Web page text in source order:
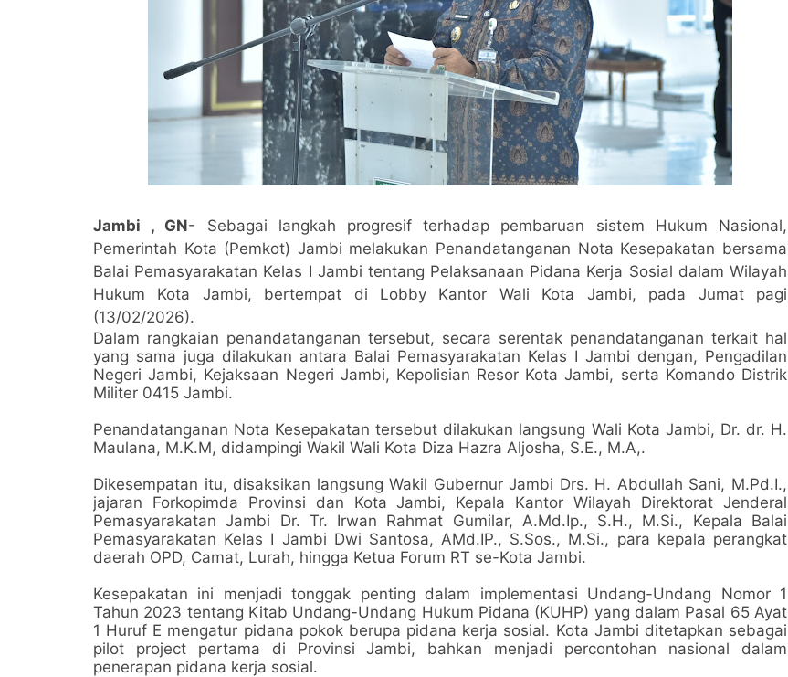
Jambi , GN- Sebagai langkah progresif terhadap pembaruan sistem Hukum Nasional,
Pemerintah Kota (Pemkot) Jambi melakukan Penandatanganan Nota Kesepakatan bersama
Balai Pemasyarakatan Kelas I Jambi tentang Pelaksanaan Pidana Kerja Sosial dalam Wilayah
Hukum Kota Jambi, bertempat di Lobby Kantor Wali Kota Jambi, pada Jumat pagi
(13/02/2026).
Dalam rangkaian penandatanganan tersebut, secara serentak penandatanganan terkait hal
yang sama juga dilakukan antara Balai Pemasyarakatan Kelas I Jambi dengan, Pengadilan
Negeri Jambi, Kejaksaan Negeri Jambi, Kepolisian Resor Kota Jambi, serta Komando Distrik
Militer 0415 Jambi.
Penandatanganan Nota Kesepakatan tersebut dilakukan langsung Wali Kota Jambi, Dr. dr. H.
Maulana, M.K.M, didampingi Wakil Wali Kota Diza Hazra Aljosha, S.E., M.A,.
Dikesempatan itu, disaksikan langsung Wakil Gubernur Jambi Drs. H. Abdullah Sani, M.Pd.I.,
jajaran Forkopimda Provinsi dan Kota Jambi, Kepala Kantor Wilayah Direktorat Jenderal
Pemasyarakatan Jambi Dr. Tr. Irwan Rahmat Gumilar, A.Md.Ip., S.H., M.Si., Kepala Balai
Pemasyarakatan Kelas I Jambi Dwi Santosa, AMd.IP., S.Sos., M.Si., para kepala perangkat
daerah OPD, Camat, Lurah, hingga Ketua Forum RT se-Kota Jambi.
Kesepakatan ini menjadi tonggak penting dalam implementasi Undang-Undang Nomor 1
Tahun 2023 tentang Kitab Undang-Undang Hukum Pidana (KUHP) yang dalam Pasal 65 Ayat
1 Huruf E mengatur pidana pokok berupa pidana kerja sosial. Kota Jambi ditetapkan sebagai
pilot project pertama di Provinsi Jambi, bahkan menjadi percontohan nasional dalam
penerapan pidana kerja sosial.